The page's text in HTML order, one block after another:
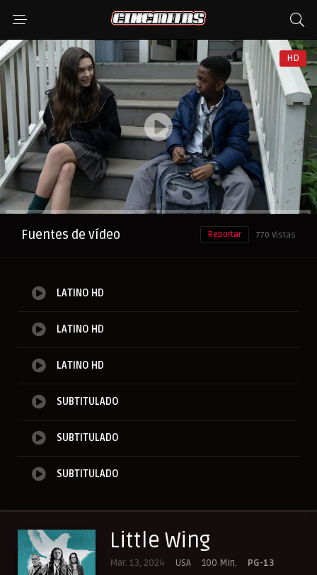
HD
Anuncio
Fuentes de vídeo 770 Vistas
Reportar
LATINO HD
LATINO HD
LATINO HD
SUBTITULADO
SUBTITULADO
SUBTITULADO
Little Wing
Mar. 13, 2024 USA 100 Min.
PG-13